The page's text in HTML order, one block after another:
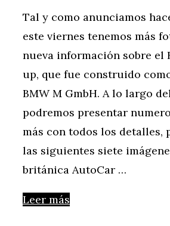
Tal y como anunciamos
este viernes tenemos más
nueva información sobre el
up, que fue construido
BMW M GmbH. A lo largo
podremos presentar
más con todos los detalles,
las siguientes siete
británica AutoCar …
Leer más